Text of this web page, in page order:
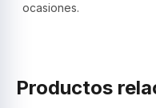
ocasiones.
Productos